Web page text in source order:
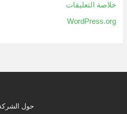
خلاصة التعليقات
WordPress.org
حول